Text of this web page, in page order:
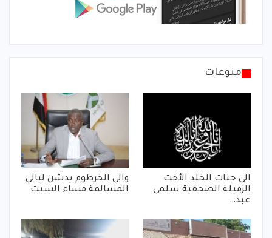
منوعات
الى جنات الخلد الأخت
الزميلة الصحفية سلمى
عبد…
والي الخرطوم يدشن ليالي
المسالمة مساء السبت